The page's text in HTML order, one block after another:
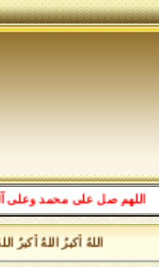
صل على محمد وعلى آل
اللهُ أكبرُ اللهُ أكبرُ